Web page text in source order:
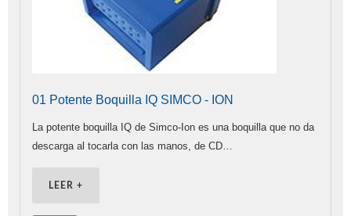
01 Potente Boquilla IQ SIMCO - ION
La potente boquilla IQ de Simco-Ion es una boquilla que no da
descarga al tocarla con las manos, de CD…
LEER +